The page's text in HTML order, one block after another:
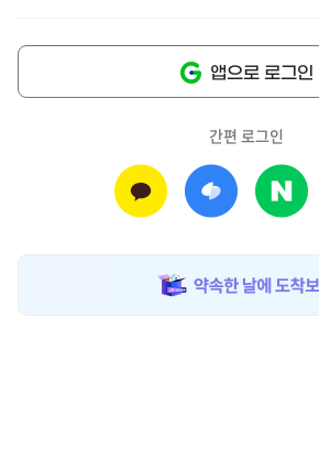
앱으로 로그인
간편 로그인